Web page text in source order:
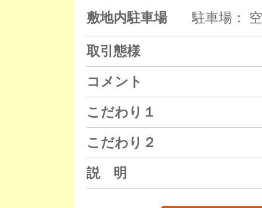
敷地内駐車場 駐車場：
取引態様
コメント
こだわり１
こだわり２
説 明